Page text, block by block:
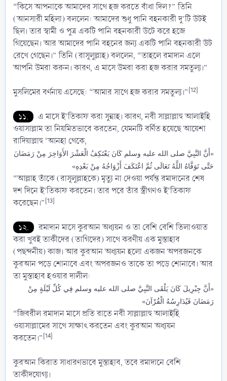
“কিসে আপনাকে আমাদের সাথে হজ করতে বাঁধা দিল?” তিনি
(আনসারী মহিলা) বললেন: আমাদের শুধু পানি বহনকারী দু’টি উটই
ছিল। তার স্বামী ও পুত্র একটি পানি বহনকারী উটে করে হজে
গিয়েছেন। আর আমাদের পানি বহনের জন্য একটি পানি বহনকারী উট
রেখে গেছেন।” তিনি (রাসূলুল্লাহ) বললেন, “তাহলে রমাদান এলে
আপনি উমরা করুন। কারণ, এ মাসে উমরা করা হজ করার সমতুল্য।”
মুসলিমের বর্ণনায় এসেছে: “আমার সাথে হজ করার সমতুল্য।”[12]
১১.
এ মাসে ই‘তিকাফ করা সুন্নাহ। কারণ, নবী সাল্লাল্লাহু আলাইহি
ওয়াসাল্লাম তা নিয়মিতভাবে করতেন, যেমনটি বর্ণিত হয়েছে আয়েশা
রাদিয়াল্লাহু ‘আনহা থেকে,
«أَنَّ النَّبِيَّ صلى الله عليه وسلم كَانَ يَعْتَكِفُ الْعَشْرَ الأَوَاخِرَ مِنْ رَمَضَانَ
حَتَّى تَوَفَّاهُ اللَّهُ تَعَالَى ثُمَّ اعْتَكَفَ أَزْوَاجُهُ مِنْ بَعْدِهِ»
“আল্লাহ তাঁকে (রাসূলুল্লাহকে) মৃত্যু না দেওয়া পর্যন্ত রমাদানের শেষ
দশ দিনে ই‘তিকাফ করতেন। তার পরে তাঁর স্ত্রীগণও ই‘তিকাফ
করেছেন।”[13]
১২.
রমাদান মাসে কুরআন অধ্যয়ন ও তা বেশি বেশি তিলাওয়াত
করা খুবই তাকীদের (তাগিদের) সাথে করণীয় এক মুস্তাহাব
(পছন্দনীয়) কাজ। আর কুরআন অধ্যয়ন হলো একজন অপরজনকে
কুরআন পড়ে শোনাবে এবং অপরজনও তাকে তা পড়ে শোনাবে। আর
তা মুস্তাহাব হওয়ার দালীল:
«أَنَّ جِبْرِيلَ كَانَ يَلْقَى النَّبِيَّ صلى الله عليه وسلم فِي كُلِّ لَيْلَةٍ مِنْ
رَمَضَانَ فَيُدَارِسُهُ الْقُرْآنَ»
“জিবরীল রমাদান মাসে প্রতি রাতে নবী সাল্লাল্লাহু আলাইহি
ওয়াসাল্লামের সাথে সাক্ষাৎ করতেন এবং কুরআন অধ্যয়ন
করতেন।”[14]
কুরআন কিরাত সাধারণভাবে মুস্তাহাব, তবে রমাদানে বেশি
তাকীদযোগ্য।